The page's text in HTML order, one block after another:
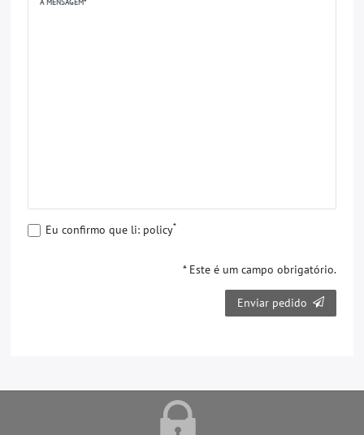
A MENSAGEM*
Eu confirmo que li: policy*
* Este é um campo obrigatório.
Enviar pedido